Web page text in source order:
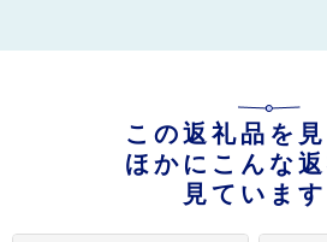
この返礼品を
ほかにこんな
見ています